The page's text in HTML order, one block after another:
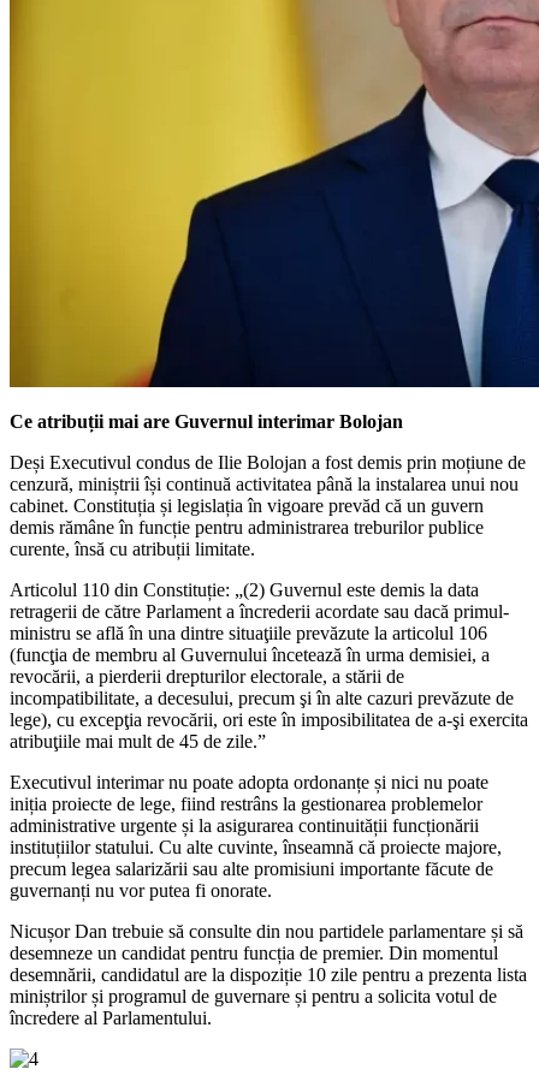
Ce atribuții mai are Guvernul interimar Bolojan
Deși Executivul condus de Ilie Bolojan a fost demis prin moțiune de
cenzură, miniștrii își continuă activitatea până la instalarea unui nou
cabinet. Constituția și legislația în vigoare prevăd că un guvern
demis rămâne în funcție pentru administrarea treburilor publice
curente, însă cu atribuții limitate.
Articolul 110 din Constituție: „(2) Guvernul este demis la data
retragerii de către Parlament a încrederii acordate sau dacă primul-
ministru se află în una dintre situaţiile prevăzute la articolul 106
(funcţia de membru al Guvernului încetează în urma demisiei, a
revocării, a pierderii drepturilor electorale, a stării de
incompatibilitate, a decesului, precum şi în alte cazuri prevăzute de
lege), cu excepţia revocării, ori este în imposibilitatea de a-şi exercita
atribuţiile mai mult de 45 de zile.”
Executivul interimar nu poate adopta ordonanțe și nici nu poate
iniția proiecte de lege, fiind restrâns la gestionarea problemelor
administrative urgente și la asigurarea continuității funcționării
instituțiilor statului. Cu alte cuvinte, înseamnă că proiecte majore,
precum legea salarizării sau alte promisiuni importante făcute de
guvernanți nu vor putea fi onorate.
Nicușor Dan trebuie să consulte din nou partidele parlamentare și să
desemneze un candidat pentru funcția de premier. Din momentul
desemnării, candidatul are la dispoziție 10 zile pentru a prezenta lista
miniștrilor și programul de guvernare și pentru a solicita votul de
încredere al Parlamentului.